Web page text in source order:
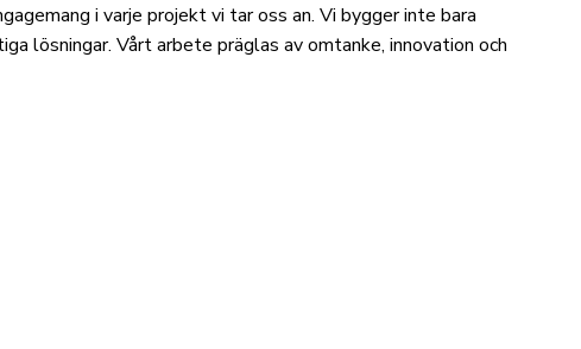
i varje projekt vi tar oss an. Vi bygger inte bara
lösningar. Vårt arbete präglas av omtanke, innovation och